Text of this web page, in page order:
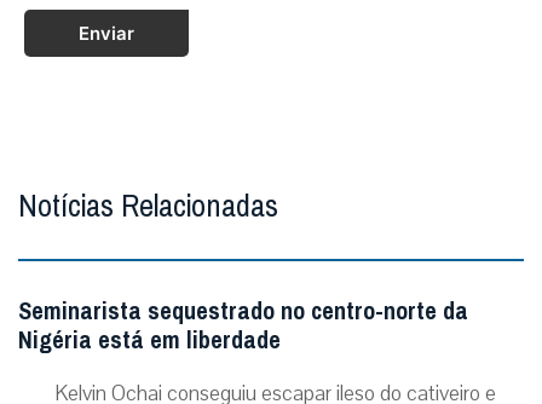
Enviar
Notícias Relacionadas
Seminarista sequestrado no centro-norte da
Nigéria está em liberdade
Kelvin Ochai conseguiu escapar ileso do cativeiro e